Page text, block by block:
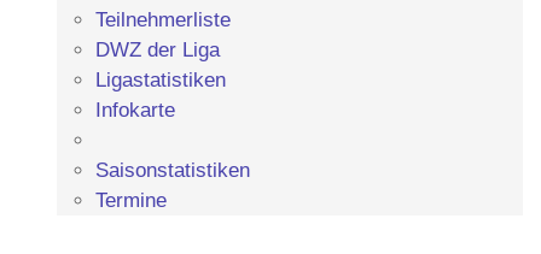
Teilnehmerliste
DWZ der Liga
Ligastatistiken
Infokarte
Saisonstatistiken
Termine